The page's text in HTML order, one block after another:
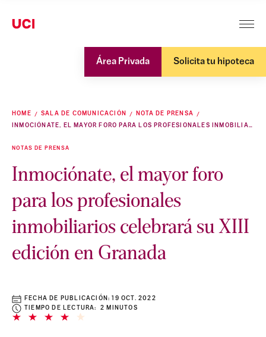
Área Privada Solicita tu hipoteca
HOME SALA DE COMUNICACIÓN
NOTA DE PRENSA
INMOCIÓNATE, EL MAYOR FORO PARA LOS PROFESIONALES INMOBILIARIOS CELEBRARÁ SU XIII EDICIÓN EN GRANADA
NOTAS DE PRENSA
Inmociónate, el mayor foro
para los profesionales
inmobiliarios celebrará su XIII
edición en Granada
FECHA DE PUBLICACIÓN:19 OCT. 2022
TIEMPO DE LECTURA: 2 MINUTOS